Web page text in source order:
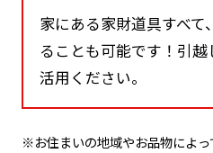
家にある家財道具すべ
ることも可能です！引
活用ください。
※お住まいの地域やお品物によ